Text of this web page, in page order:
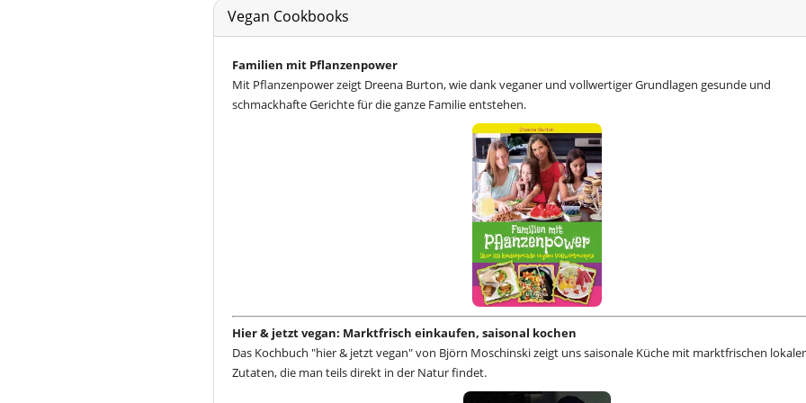
Vegan Cookbooks
Familien mit Pflanzenpower
Mit Pflanzenpower zeigt Dreena Burton, wie dank veganer und vollwertiger Grundlagen gesunde und
schmackhafte Gerichte für die ganze Familie entstehen.
Hier & jetzt vegan: Marktfrisch einkaufen, saisonal kochen
Das Kochbuch "hier & jetzt vegan" von Björn Moschinski zeigt uns saisonale Küche mit marktfrischen
Zutaten, die man teils direkt in der Natur findet.